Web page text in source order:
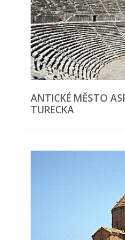
ANTICKÉ MĚSTO
TURECKA